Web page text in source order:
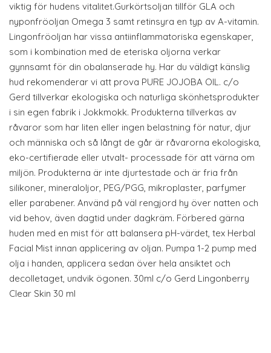
viktig för hudens vitalitet.Gurkörtsoljan tillför GLA och
nyponfröoljan Omega 3 samt retinsyra en typ av A-vitamin.
Lingonfröoljan har vissa antiinflammatoriska egenskaper,
som i kombination med de eteriska oljorna verkar
gynnsamt för din obalanserade hy. Har du väldigt känslig
hud rekomenderar vi att prova PURE JOJOBA OIL. c/o
Gerd tillverkar ekologiska och naturliga skönhetsprodukter
i sin egen fabrik i Jokkmokk. Produkterna tillverkas av
råvaror som har liten eller ingen belastning för natur, djur
och människa och så långt de går är råvarorna ekologiska,
eko-certifierade eller utvalt- processade för att värna om
miljön. Produkterna är inte djurtestade och är fria från
silikoner, mineraloljor, PEG/PGG, mikroplaster, parfymer
eller parabener. Använd på väl rengjord hy över natten och
vid behov, även dagtid under dagkräm. Förbered gärna
huden med en mist för att balansera pH-värdet, tex Herbal
Facial Mist innan applicering av oljan. Pumpa 1-2 pump med
olja i handen, applicera sedan över hela ansiktet och
decolletaget, undvik ögonen. 30ml c/o Gerd Lingonberry
Clear Skin 30 ml